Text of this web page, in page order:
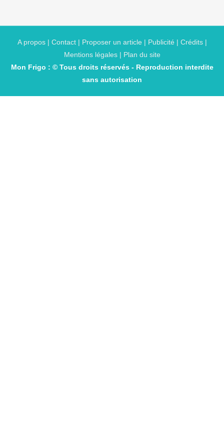
A propos | Contact | Proposer un article | Publicité | Crédits |
Mentions légales | Plan du site
Mon Frigo : © Tous droits réservés - Reproduction interdite
sans autorisation